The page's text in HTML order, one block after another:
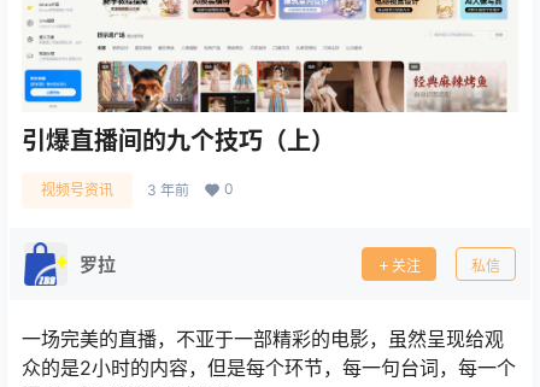
引爆直播间的九个技巧（上）
视频号资讯 3 年前 0
罗拉 关注 私信
一场完美的直播，不亚于一部精彩的电影，虽然呈现给观
众的是2小时的内容，但是每个环节，每一句台词，每一个